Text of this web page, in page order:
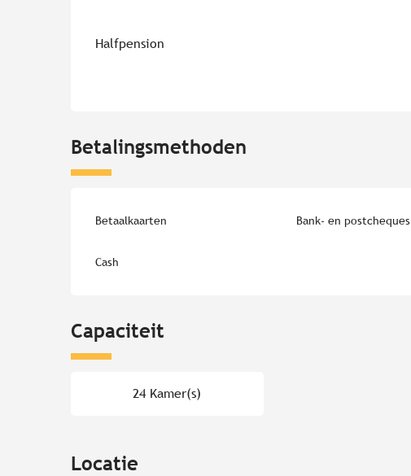
Halfpension
Betalingsmethoden
Betaalkaarten Bank- en postcheques
Cash
Capaciteit
24 Kamer(s)
Locatie